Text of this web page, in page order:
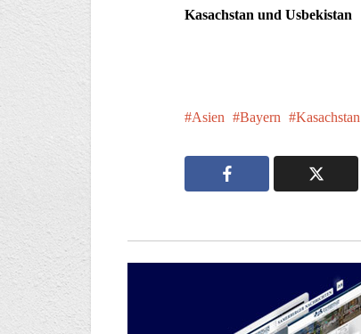
Kasachstan und Usbekistan
Asien Bayern Kasachstan